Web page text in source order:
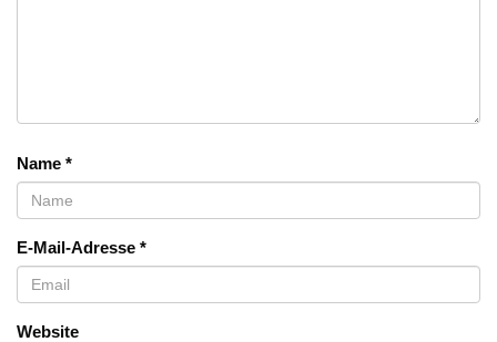
Name *
E-Mail-Adresse *
Website